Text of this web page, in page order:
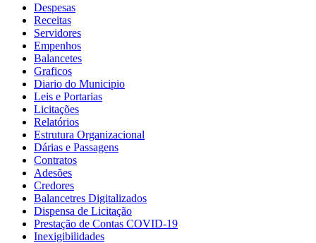
Despesas
Receitas
Servidores
Empenhos
Balancetes
Graficos
Diario do Municipio
Leis e Portarias
Licitações
Relatórios
Estrutura Organizacional
Dárias e Passagens
Contratos
Adesões
Credores
Balancetres Digitalizados
Dispensa de Licitação
Prestação de Contas COVID-19
Inexigibilidades